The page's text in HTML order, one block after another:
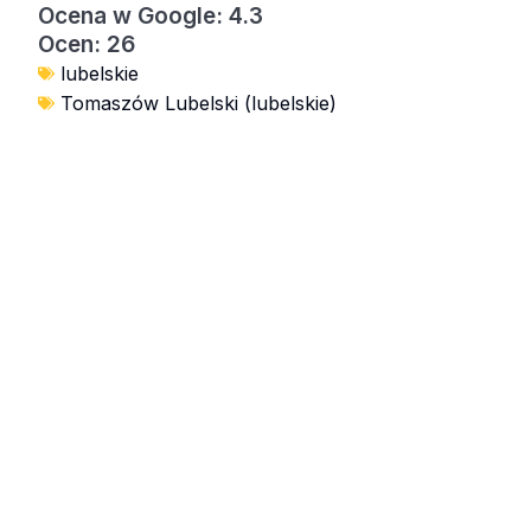
Ocena w Google: 4.3
Ocen: 26
lubelskie
Tomaszów Lubelski (lubelskie)